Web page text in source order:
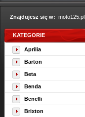
Znajdujesz się w: moto125.pl
KATEGORIE
Aprilia
Barton
Beta
Benda
Benelli
Brixton